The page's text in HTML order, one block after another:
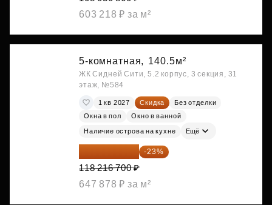
603 218 ₽ за м²
5-комнатная, 140.5м²
ЖК Сидней Сити, 5.2 корпус, 3 секция, 31
этаж, №584
1 кв 2027 Скидка
Без отделки
Окна в пол
Окно в ванной
Наличие острова на кухне Ещё
91 026 859 ₽ -23%
118 216 700 ₽
647 878 ₽ за м²